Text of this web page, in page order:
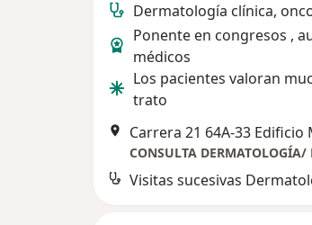
Dermatología clínica,
Ponente en congresos ,
médicos
Los pacientes valoran
trato
CONSULTA
Visitas sucesivas